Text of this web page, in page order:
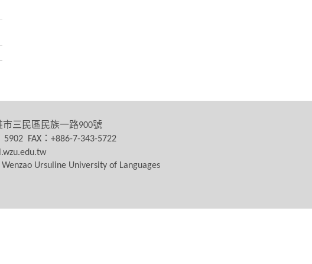
市三民區民族一路900號
5902 FAX ： +886-7-343-5722
Ursuline University of Languages